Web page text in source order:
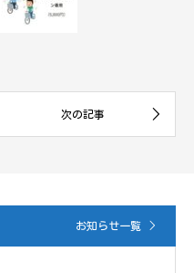
お知らせ一覧